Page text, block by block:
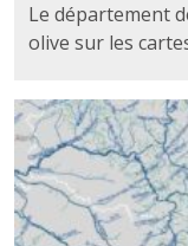
Le département
olive sur les